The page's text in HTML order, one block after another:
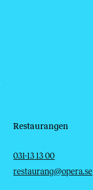
Restaurangen
Telefon
031-13 13 00
E-post
restaurang@opera.se